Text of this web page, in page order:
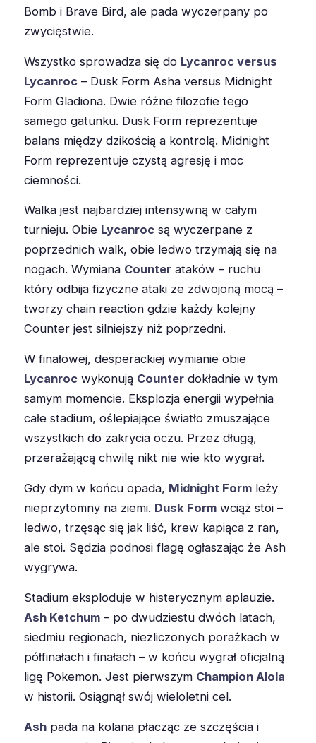
Bomb i Brave Bird, ale pada wyczerpany po
zwycięstwie.
Wszystko sprowadza się do Lycanroc versus
Lycanroc – Dusk Form Asha versus Midnight
Form Gladiona. Dwie różne filozofie tego
samego gatunku. Dusk Form reprezentuje
balans między dzikością a kontrolą. Midnight
Form reprezentuje czystą agresję i moc
ciemności.
Walka jest najbardziej intensywną w całym
turnieju. Obie Lycanroc są wyczerpane z
poprzednich walk, obie ledwo trzymają się na
nogach. Wymiana Counter ataków – ruchu
który odbija fizyczne ataki ze zdwojoną mocą –
tworzy chain reaction gdzie każdy kolejny
Counter jest silniejszy niż poprzedni.
W finałowej, desperackiej wymianie obie
Lycanroc wykonują Counter dokładnie w tym
samym momencie. Eksplozja energii wypełnia
całe stadium, oślepiające światło zmuszające
wszystkich do zakrycia oczu. Przez długą,
przerażającą chwilę nikt nie wie kto wygrał.
Gdy dym w końcu opada, Midnight Form leży
nieprzytomny na ziemi. Dusk Form wciąż stoi –
ledwo, trzęsąc się jak liść, krew kapiąca z ran,
ale stoi. Sędzia podnosi flagę ogłaszając że Ash
wygrywa.
Stadium eksploduje w histerycznym aplauzie.
Ash Ketchum – po dwudziestu dwóch latach,
siedmiu regionach, niezliczonych porażkach w
półfinałach i finałach – w końcu wygrał oficjalną
ligę Pokemon. Jest pierwszym Champion Alola
w historii. Osiągnął swój wieloletni cel.
Ash pada na kolana płacząc ze szczęścia i